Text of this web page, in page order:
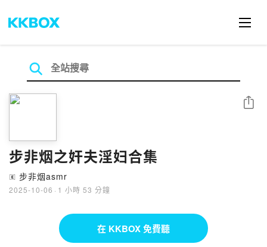
步非烟之奸夫淫妇合集
🄴 步非烟asmr
2025-10-06 · 1 小時 53 分鐘
分享
在 KKBOX 免費聽